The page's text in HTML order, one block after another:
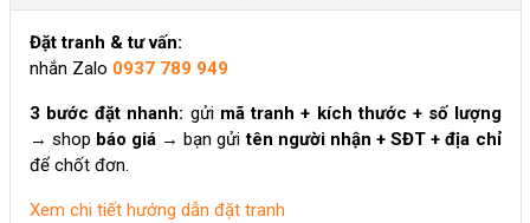
Đặt tranh & tư vấn:
nhắn Zalo 0937 789 949
3 bước đặt nhanh: gửi mã tranh + kích thước + số lượng
→ shop báo giá→ bạn gửitên người nhận + SĐT + địa chỉ
để chốt đơn.
Xem chi tiết hướng dẫn đặt tranh